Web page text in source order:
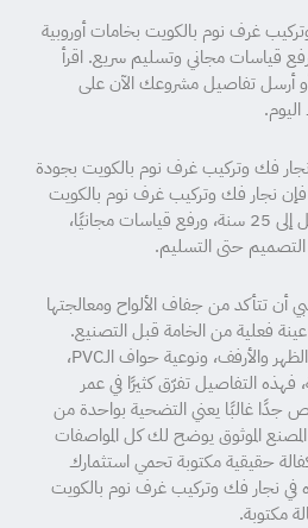
غرف نوم بالكويت بخامات أوروبية
إلى 25 سنة ورفع قياسات مجاني وتسليم سريع. اقرأ
أرسل تفاصيل مشروعك الآن على
فك وتركيب غرف نوم بالكويت بجودة
نجار فك وتركيب غرف نوم بالكويت
مع روتكس يمنحك كفالة تصل إلى 25 سنة، ورفع قياسات مجانيًا،
حتى التسليم.
تتأكد من جفاف الألواح ومعالجتها
فعلية من الخامة قبل التصنيع.
كذلك يُنصح بمراجعة سماكة الظهر والأرفف، ونوعية حواف الـPVC،
فهذه التفاصيل تفرّق كثيرًا في عمر
جدًا غالبًا يعني التضحية بواحدة من
الموثوق يوضح لك كل المواصفات
حقيقية مكتوبة تحمي استثمارك
في نجار فك وتركيب غرف نوم بالكويت
مكتوبة.